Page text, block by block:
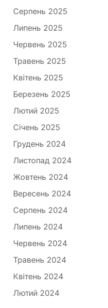
Серпень 2025
Липень 2025
Червень 2025
Травень 2025
Квітень 2025
Березень 2025
Лютий 2025
Січень 2025
Грудень 2024
Листопад 2024
Жовтень 2024
Вересень 2024
Серпень 2024
Липень 2024
Червень 2024
Травень 2024
Квітень 2024
Лютий 2024